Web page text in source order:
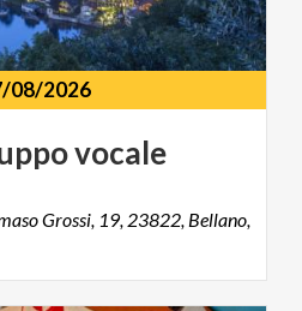
08/2026
vocale
Grossi, 19, 23822, Bellano,